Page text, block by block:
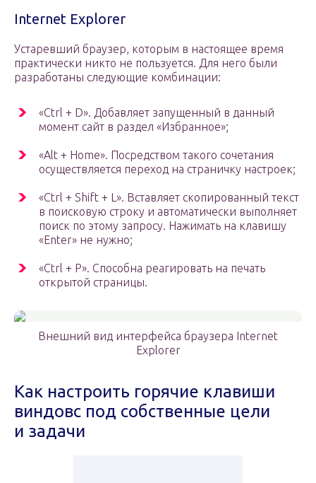
Internet Explorer
Устаревший браузер, которым в настоящее время
практически никто не пользуется. Для него были
разработаны следующие комбинации:
«Ctrl + D». Добавляет запущенный в данный
момент сайт в раздел «Избранное»;
«Alt + Home». Посредством такого сочетания
осуществляется переход на страничку настроек;
«Ctrl + Shift + L». Вставляет скопированный текст
в поисковую строку и автоматически выполняет
поиск по этому запросу. Нажимать на клавишу
«Enter» не нужно;
«Ctrl + P». Способна реагировать на печать
открытой страницы.
Внешний вид интерфейса браузера Internet
Explorer
Как настроить горячие клавиши
виндовс под собственные цели
и задачи